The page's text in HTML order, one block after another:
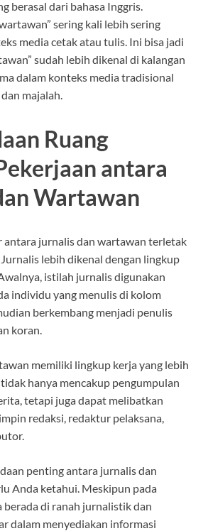
berasal dari bahasa Inggris.
sering kali lebih sering
media cetak atau tulis. Ini bisa jadi
sudah lebih dikenal di kalangan
dalam konteks media tradisional
majalah.
Ruang
antara
Wartawan
antara jurnalis dan wartawan terletak
lebih dikenal dengan lingkup
istilah jurnalis digunakan
individu yang menulis di kolom
berkembang menjadi penulis
koran.
memiliki lingkup kerja yang lebih
tidak hanya mencakup pengumpulan
tetapi juga dapat melibatkan
redaksi, redaktur pelaksana,
penting antara jurnalis dan
Anda ketahui. Meskipun pada
berada di ranah jurnalistik dan
dalam menyediakan informasi